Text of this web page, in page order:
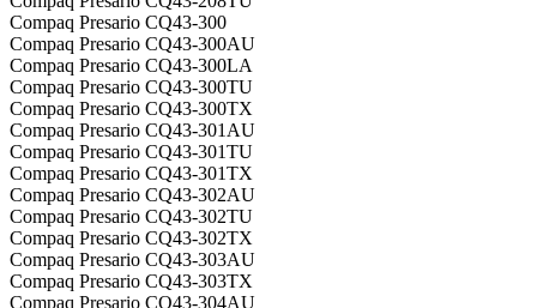
Compaq Presario CQ43-300
Compaq Presario CQ43-300AU
Compaq Presario CQ43-300LA
Compaq Presario CQ43-300TU
Compaq Presario CQ43-300TX
Compaq Presario CQ43-301AU
Compaq Presario CQ43-301TU
Compaq Presario CQ43-301TX
Compaq Presario CQ43-302AU
Compaq Presario CQ43-302TU
Compaq Presario CQ43-302TX
Compaq Presario CQ43-303AU
Compaq Presario CQ43-303TX
Compaq Presario CQ43-304AU